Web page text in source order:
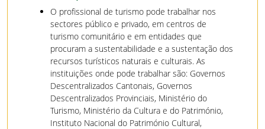
O profissional de turismo pode trabalhar nos
sectores público e privado, em centros de
turismo comunitário e em entidades que
procuram a sustentabilidade e a sustentação dos
recursos turísticos naturais e culturais. As
instituições onde pode trabalhar são: Governos
Descentralizados Cantonais, Governos
Descentralizados Provinciais, Ministério do
Turismo, Ministério da Cultura e do Património,
Instituto Nacional do Património Cultural,